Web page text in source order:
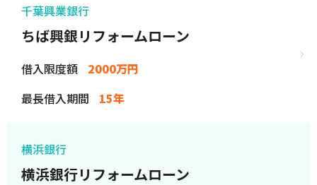
千葉興業銀行
ちば興銀リフォームローン
借入限度額
2000万円
最長借入期間
15年
横浜銀行
横浜銀行リフォームローン